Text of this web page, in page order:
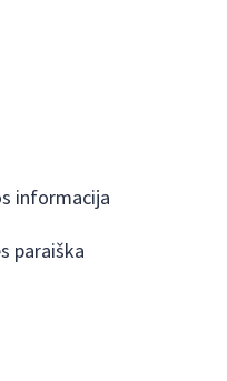
informacija
paraiška